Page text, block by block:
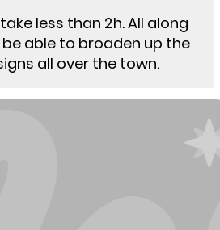
less than 2h. All along
able to broaden up the
all over the town.